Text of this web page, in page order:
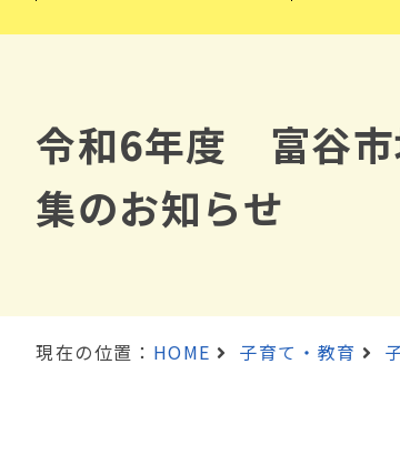
令和6年度 富谷市
集のお知らせ
現在の位置： HOME 子育て・教育